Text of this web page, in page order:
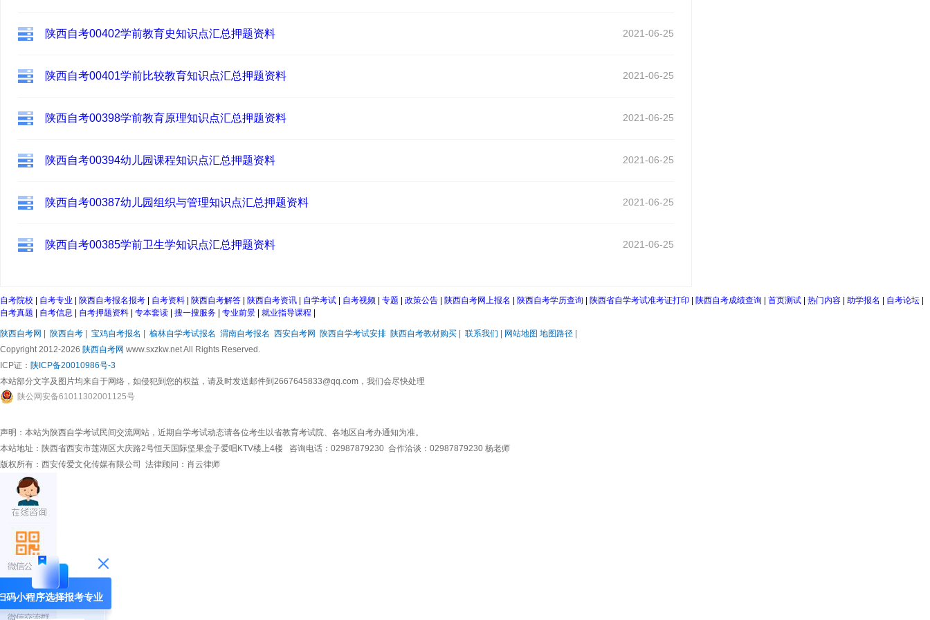
陕西自考00402学前教育史知识点汇总押题资料 2021-06-25
陕西自考00401学前比较教育知识点汇总押题资料 2021-06-25
陕西自考00398学前教育原理知识点汇总押题资料 2021-06-25
陕西自考00394幼儿园课程知识点汇总押题资料 2021-06-25
陕西自考00387幼儿园组织与管理知识点汇总押题资料 2021-06-25
陕西自考00385学前卫生学知识点汇总押题资料 2021-06-25
码小程序选择报考专业
自考院校 | 自考专业 | 陕西自考报名报考 | 自考资料 | 陕西自考解答 | 陕西自考资讯 | 自学考试 | 自考视频 | 专题 | 政策公告 | 陕西自考网上报名 | 陕西自考学历查询 | 陕西省自学考试准考证打印 | 陕西自考成绩查询 | 首页测试 | 热门内容 | 助学报名 | 自考论坛 |
自考真题 | 自考信息 | 自考押题资料 | 专本套读 | 搜一搜服务 | 专业前景 | 就业指导课程 |
陕西自考网 | 陕西自考 | 宝鸡自考报名 | 榆林自学考试报名 渭南自考报名 西安自考网 陕西自学考试安排 陕西自考教材购买 | 联系我们 | 网站地图 地图路径 |
Copyright 2012-2026 陕西自考网 www.sxzkw.net All Rights Reserved.
ICP证： 陕ICP备20010986号-3
本站部分文字及图片均来自于网络，如侵犯到您的权益，请及时发送邮件到2667645833@qq.com，我们会尽快处理
陕公网安备61011302001125号
声明：本站为陕西自学考试民间交流网站，近期自学考试动态请各位考生以省教育考试院、各地区自考办通知为准。
本站地址：陕西省西安市莲湖区大庆路2号恒天国际坚果盒子爱唱KTV楼上4楼 咨询电话：02987879230 合作洽谈：02987879230 杨老师
版权所有： 西安传爱文化传媒有限公司 法律顾问：肖云律师